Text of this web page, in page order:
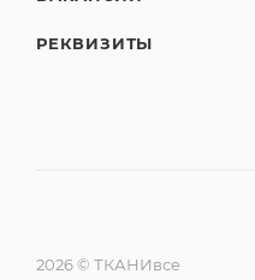
РЕКВИЗИТЫ
2026 © ТКАНИвсе